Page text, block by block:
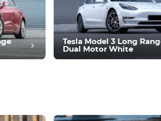
Tesla Model 3 Long
Dual Motor White